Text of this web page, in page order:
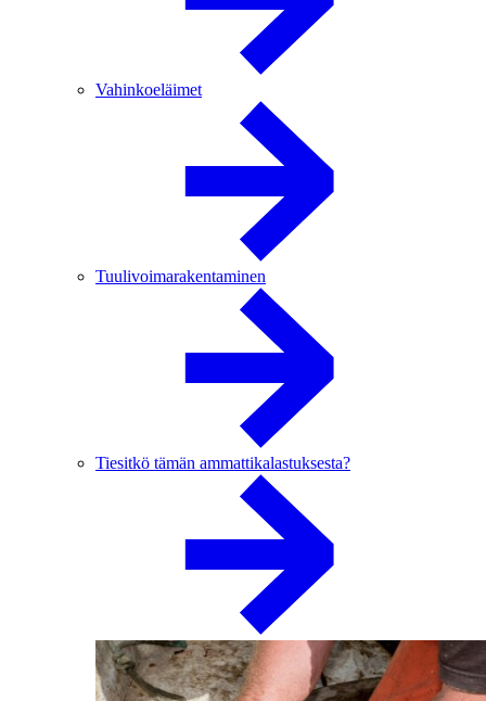
Vahinkoeläimet
Tuulivoimarakentaminen
Tiesitkö tämän ammattikalastuksesta?